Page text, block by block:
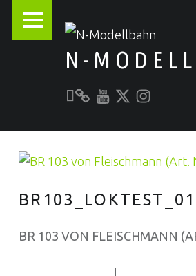
N-
Alles rund um die Modellbahn
BR103_LOKTEST_01
BR 103 VON FLEISCHMANN